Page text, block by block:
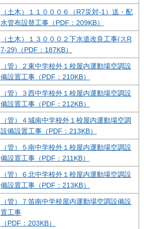
（土木）１１０００６（R7災対-1）送・配
水管布設替工事（PDF：209KB）
（土木）１３０００２下水道改良工事(スR
7-29)（PDF：187KB）
（管）２東中学校外１校屋内運動場空調設
備設置工事（PDF：210KB）
（管）３西中学校外１校屋内運動場空調設
備設置工事（PDF：212KB）
（管）４城南中学校外１校屋内運動場空調
設備設置工事（PDF：213KB）
（管）５南中学校外１校屋内運動場空調設
備設置工事（PDF：211KB）
（管）６北中学校外１校屋内運動場空調設
備設置工事（PDF：213KB）
（管）７笛南中学校屋内運動場空調設備設
置工事
（PDF：203KB）